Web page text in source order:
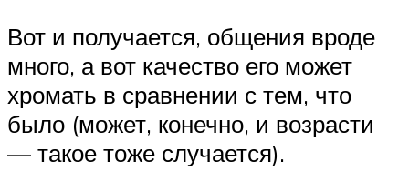
Вот и получается, общения вроде
много, а вот качество его может
хромать в сравнении с тем, что
было (может, конечно, и возрасти
— такое тоже случается).